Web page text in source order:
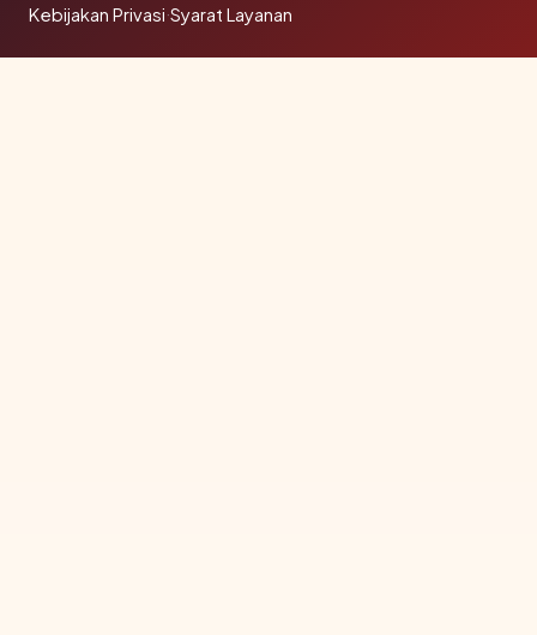
Kebijakan Privasi·Syarat Layanan